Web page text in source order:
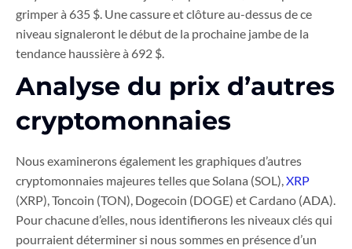
grimper à 635 $. Une cassure et clôture au-dessus de ce
niveau signaleront le début de la prochaine jambe de la
tendance haussière à 692 $.
Analyse du prix d’autres
cryptomonnaies
Nous examinerons également les graphiques d’autres
cryptomonnaies majeures telles que Solana (SOL),XRP
(XRP), Toncoin (TON), Dogecoin (DOGE) et Cardano (ADA).
Pour chacune d’elles, nous identifierons les niveaux clés qui
pourraient déterminer si nous sommes en présence d’un